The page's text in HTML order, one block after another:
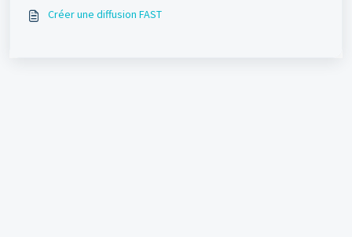
Créer une diffusion FAST